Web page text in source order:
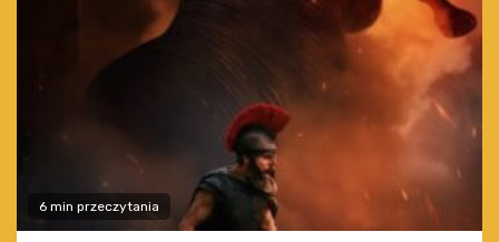
6 min przeczytania